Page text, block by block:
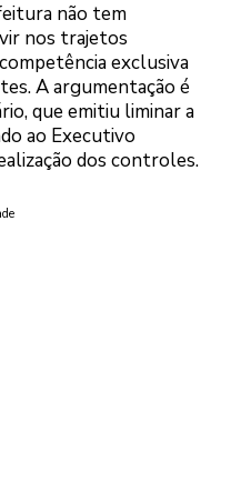
não tem
nos trajetos
exclusiva
A argumentação é
que emitiu liminar a
ao Executivo
dos controles.